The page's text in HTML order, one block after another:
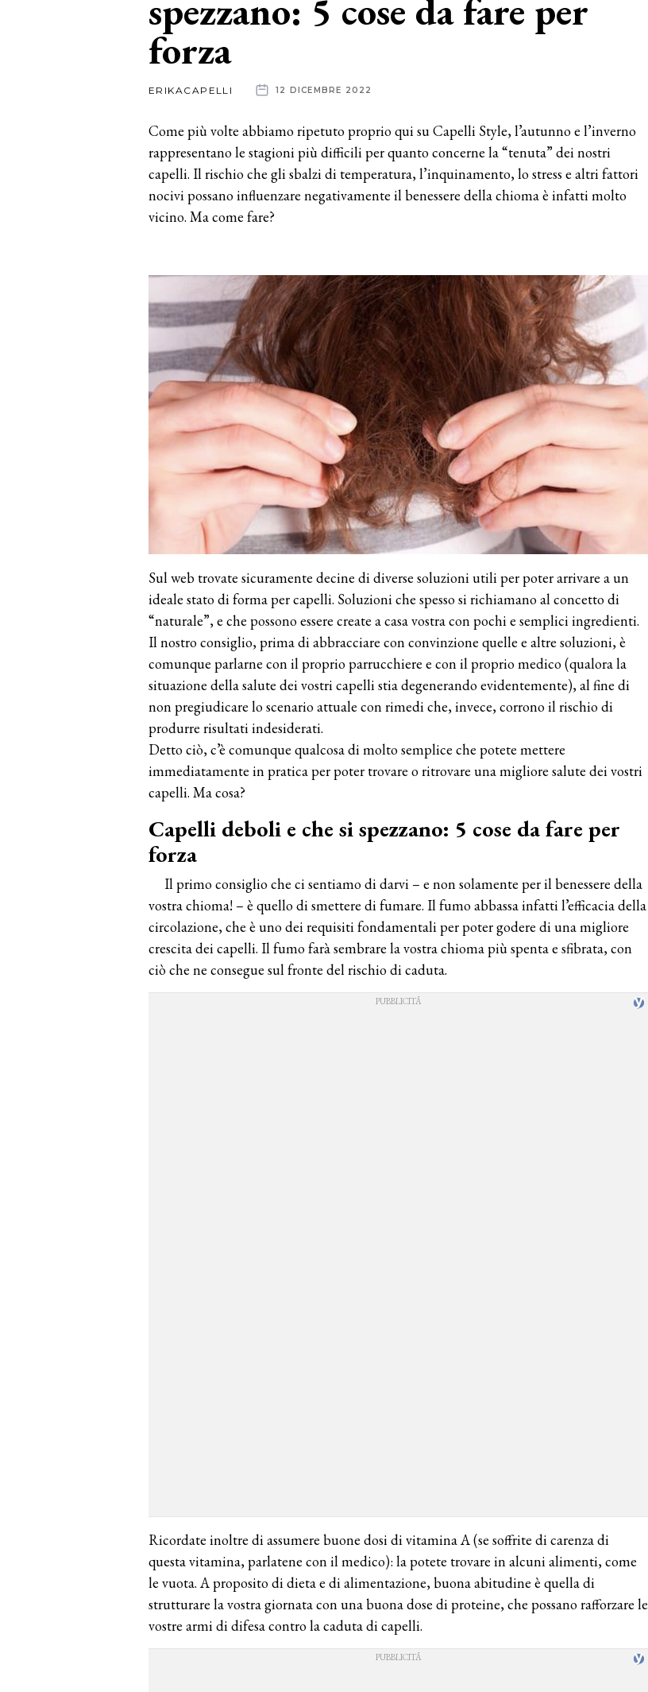
spezzano: 5 cose da fare per
forza
ERIKACAPELLI 12 DICEMBRE 2022
Come più volte abbiamo ripetuto proprio qui su Capelli Style, l’autunno e l’inverno
rappresentano le stagioni più difficili per quanto concerne la “tenuta” dei nostri
capelli. Il rischio che gli sbalzi di temperatura, l’inquinamento, lo stress e altri fattori
nocivi possano influenzare negativamente il benessere della chioma è infatti molto
vicino. Ma come fare?
Sul web trovate sicuramente decine di diverse soluzioni utili per poter arrivare a un
ideale stato di forma per capelli. Soluzioni che spesso si richiamano al concetto di
“naturale”, e che possono essere create a casa vostra con pochi e semplici ingredienti.
Il nostro consiglio, prima di abbracciare con convinzione quelle e altre soluzioni, è
comunque parlarne con il proprio parrucchiere e con il proprio medico (qualora la
situazione della salute dei vostri capelli stia degenerando evidentemente), al fine di
non pregiudicare lo scenario attuale con rimedi che, invece, corrono il rischio di
produrre risultati indesiderati.
Detto ciò, c’è comunque qualcosa di molto semplice che potete mettere
immediatamente in pratica per poter trovare o ritrovare una migliore salute dei vostri
capelli. Ma cosa?
Capelli deboli e che si spezzano: 5 cose da fare per
forza
Il primo consiglio che ci sentiamo di darvi – e non solamente per il benessere della
vostra chioma! – è quello di smettere di fumare. Il fumo abbassa infatti l’efficacia della
circolazione, che è uno dei requisiti fondamentali per poter godere di una migliore
crescita dei capelli. Il fumo farà sembrare la vostra chioma più spenta e sfibrata, con
ciò che ne consegue sul fronte del rischio di caduta.
Ricordate inoltre di assumere buone dosi di vitamina A (se soffrite di carenza di
questa vitamina, parlatene con il medico): la potete trovare in alcuni alimenti, come
le vuota. A proposito di dieta e di alimentazione, buona abitudine è quella di
strutturare la vostra giornata con una buona dose di proteine, che possano rafforzare le
vostre armi di difesa contro la caduta di capelli.